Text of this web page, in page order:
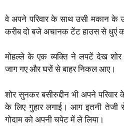
वे अपने परिवार के साथ उसी मकान के
करीब दो बजे अचानक टेंट हाउस से धुएं
मोहल्ले के एक व्यक्ति ने लपटें देख
जाग गए और घरों से बाहर निकल आए।
शोर सुनकर बसीरुद्दीन भी अपने
के लिए गुहार लगाई। आग इतनी तेजी
गोदाम को अपनी चपेट में ले लिया।